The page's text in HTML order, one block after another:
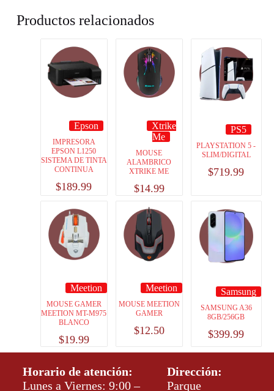
Productos relacionados
Epson
IMPRESORA
EPSON L1250
SISTEMA DE TINTA
CONTINUA
$189.99
Xtrike
Me
MOUSE
ALAMBRICO
XTRIKE ME
$14.99
PS5
PLAYSTATION 5 -
SLIM/DIGITAL
$719.99
Meetion
MOUSE GAMER
MEETION MT-M975
BLANCO
$19.99
Meetion
MOUSE MEETION
GAMER
$12.50
Samsung
SAMSUNG A36
8GB/256GB
$399.99
Horario de atención:
Lunes a Viernes: 9:00 –
Dirección:
Parque